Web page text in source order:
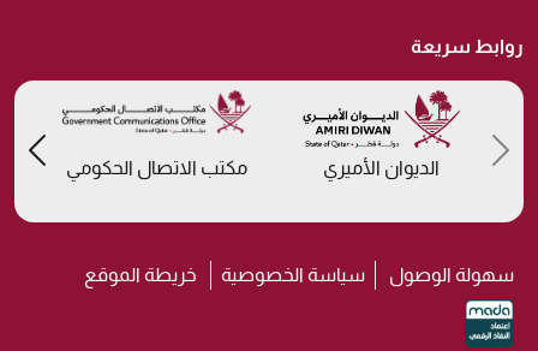
روابط سريعة
الديوان الأميري مكتب الاتصال الحكومي
Previous
سهولة الوصول سياسة الخصوصية خريطة الموقع